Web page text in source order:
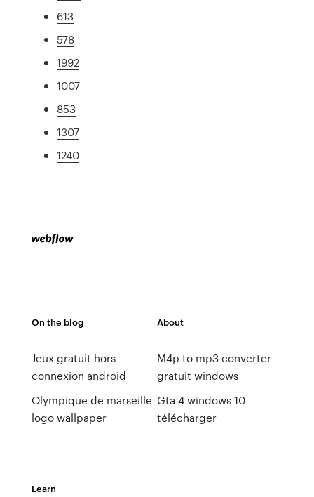
613
578
1992
1007
853
1307
1240
On the blog
Jeux gratuit hors
connexion android
Olympique de marseille
logo wallpaper
About
M4p to mp3 converter
gratuit windows
Gta 4 windows 10
télécharger
Learn